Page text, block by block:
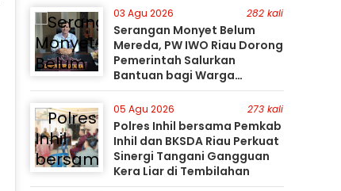
03 Agu 2026 282 kali
Serangan Monyet Belum
Mereda, PW IWO Riau Dorong
Pemerintah Salurkan
Bantuan bagi Warga
Terdampak
05 Agu 2026 273 kali
Polres Inhil bersama Pemkab
Inhil dan BKSDA Riau Perkuat
Sinergi Tangani Gangguan
Kera Liar di Tembilahan